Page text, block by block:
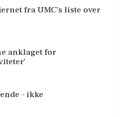
fra UMC’s liste over
anklaget for
– ikke